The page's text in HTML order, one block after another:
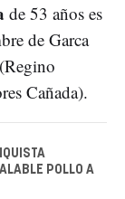
de 53 años es
de Garca
Cañada).
POLLO A